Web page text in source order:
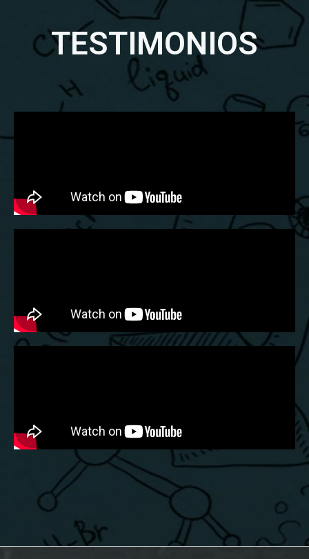
TESTIMONIOS